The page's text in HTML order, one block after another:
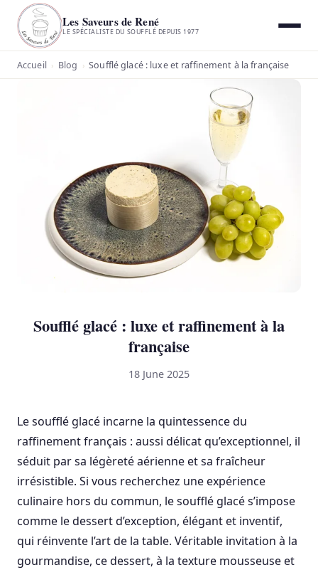
Les Saveurs de René
LE SPÉCIALISTE DU SOUFFLÉ DEPUIS 1977
Accueil › Blog › Soufflé glacé : luxe et raffinement à la française
Soufflé glacé : luxe et raffinement à la
française
18 June 2025
Le soufflé glacé incarne la quintessence du
raffinement français : aussi délicat qu’exceptionnel, il
séduit par sa légèreté aérienne et sa fraîcheur
irrésistible. Si vous recherchez une expérience
culinaire hors du commun, le soufflé glacé s’impose
comme le dessert d’exception, élégant et inventif,
qui réinvente l’art de la table. Véritable invitation à la
gourmandise, ce dessert, à la texture mousseuse et